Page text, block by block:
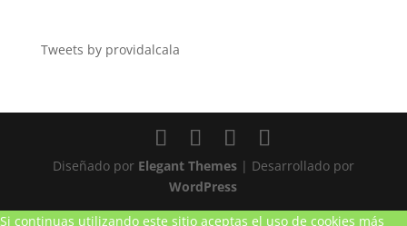
Tweets by providalcala
Diseñado por Elegant Themes| Desarrollado por
WordPress
Si continuas utilizando este sitio aceptas el uso de cookies más